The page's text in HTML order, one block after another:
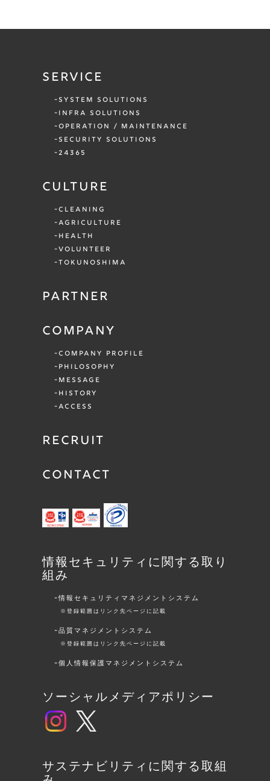
SERVICE
SYSTEM SOLUTIONS
INFRA SOLUTIONS
OPERATION / MAINTENANCE
SECURITY SOLUTIONS
24365
CULTURE
CLEANING
AGRICULTURE
HEALTH
VOLUNTEER
TOKUNOSHIMA
PARTNER
COMPANY
COMPANY PROFILE
PHILOSOPHY
MESSAGE
HISTORY
ACCESS
RECRUIT
CONTACT
情報セキュリティに関する取り
組み
情報セキュリティマネジメントシステム
※登録範囲はリンク先ページに記載
品質マネジメントシステム
※登録範囲はリンク先ページに記載
個人情報保護マネジメントシステム
ソーシャルメディアポリシー
サステナビリティに関する取組